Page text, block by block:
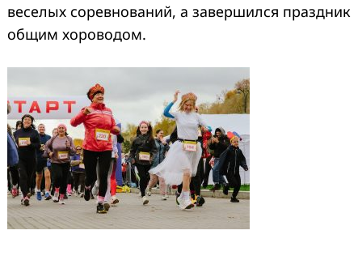
веселых соревнований, а завершился праздник
общим хороводом.